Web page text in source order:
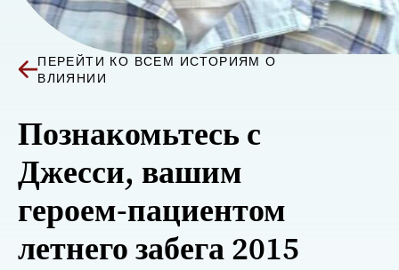
ПЕРЕЙТИ КО ВСЕМ ИСТОРИЯМ О
ВЛИЯНИИ
Познакомьтесь с
Джесси, вашим
героем-пациентом
летнего забега 2015